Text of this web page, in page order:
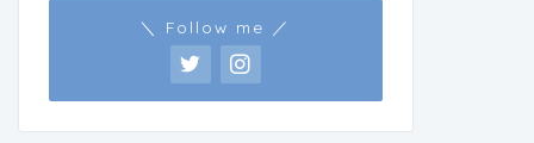
＼ Follow me ／